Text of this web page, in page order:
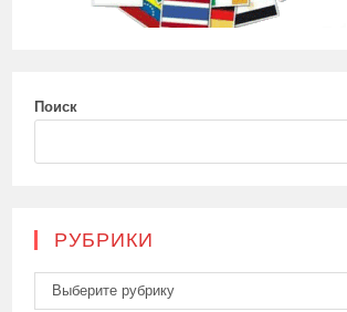
Поиск
РУБРИКИ
Рубрики
Выберите рубрику